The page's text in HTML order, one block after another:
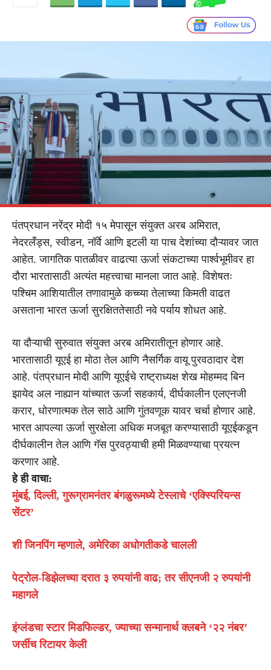
पंतप्रधान नरेंद्र मोदी १५ मेपासून संयुक्त अरब अमिरात,
नेदरलँड्स, स्वीडन, नॉर्वे आणि इटली या पाच देशांच्या दौऱ्यावर जात
आहेत. जागतिक पातळीवर वाढत्या ऊर्जा संकटाच्या पार्श्वभूमीवर हा
दौरा भारतासाठी अत्यंत महत्त्वाचा मानला जात आहे. विशेषतः
पश्चिम आशियातील तणावामुळे कच्च्या तेलाच्या किमती वाढत
असताना भारत ऊर्जा सुरक्षिततेसाठी नवे पर्याय शोधत आहे.
या दौऱ्याची सुरुवात संयुक्त अरब अमिरातीतून होणार आहे.
भारतासाठी यूएई हा मोठा तेल आणि नैसर्गिक वायू पुरवठादार देश
आहे. पंतप्रधान मोदी आणि यूएईचे राष्ट्राध्यक्ष शेख मोहम्मद बिन
झायेद अल नाह्यान यांच्यात ऊर्जा सहकार्य, दीर्घकालीन एलएनजी
करार, धोरणात्मक तेल साठे आणि गुंतवणूक यावर चर्चा होणार आहे.
भारत आपल्या ऊर्जा सुरक्षेला अधिक मजबूत करण्यासाठी यूएईकडून
दीर्घकालीन तेल आणि गॅस पुरवठ्याची हमी मिळवण्याचा प्रयत्न
करणार आहे.
हे ही वाचा:
मुंबई, दिल्ली, गुरूग्रामनंतर बंगळुरूमध्ये टेस्लाचे ‘एक्स्पिरियन्स
सेंटर’
शी जिनपिंग म्हणाले, अमेरिका अधोगतीकडे चालली
पेट्रोल-डिझेलच्या दरात ३ रुपयांनी वाढ; तर सीएनजी २ रुपयांनी
महागले
इंग्लंडचा स्टार मिडफिल्डर, ज्याच्या सन्मानार्थ क्लबने ‘२२ नंबर’
जर्सीच रिटायर केली